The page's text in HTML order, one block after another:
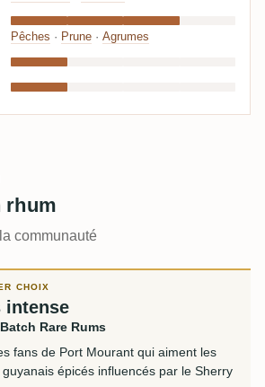
Pêches · Prune · Agrumes
rhum
communauté
CHOIX
intense
Rare Rums
fans de Port Mourant qui aiment les
guyanais épicés influencés par le Sherry